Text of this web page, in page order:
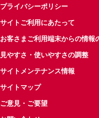
プライバシーポリシー
サイトご利用にあたって
お客さまご利用端末からの情報
見やすさ・使いやすさの調整
サイトメンテナンス情報
サイトマップ
ご意見・ご要望